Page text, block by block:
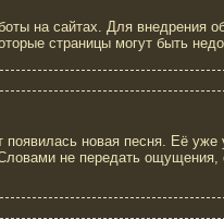
на сайтах. Для внедрения
страницы могут быть
новая песня. Её уже
не передать